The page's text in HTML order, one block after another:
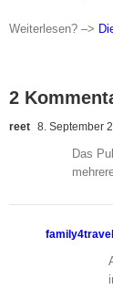
Weiterlesen? –>
2
reet 8. September
Das
family4travel